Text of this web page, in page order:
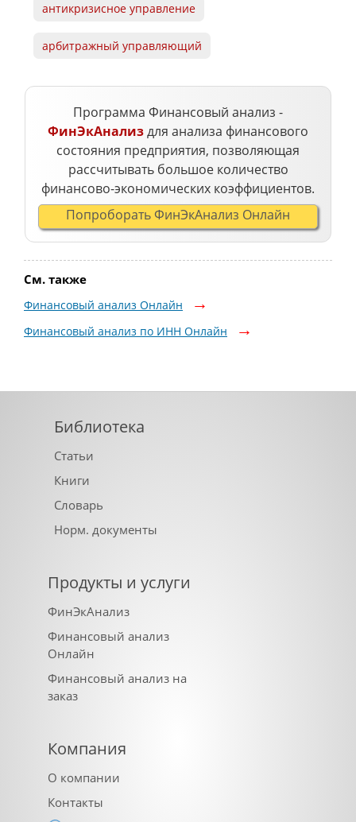
антикризисное управление
арбитражный управляющий
Программа Финансовый анализ -
ФинЭкАнализдля анализа финансового
состояния предприятия, позволяющая
рассчитывать большое количество
финансово-экономических коэффициентов.
Попроборать ФинЭкАнализ Онлайн
См. также
Финансовый анализ Онлайн
Финансовый анализ по ИНН Онлайн
Библиотека
Статьи
Книги
Словарь
Норм. документы
Продукты и услуги
ФинЭкАнализ
Финансовый анализ
Онлайн
Финансовый анализ на
заказ
Компания
О компании
Контакты